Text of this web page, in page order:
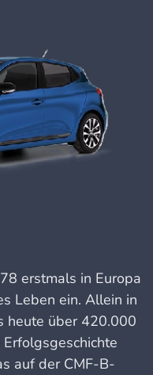
erstmals in Europa
Leben ein. Allein in
heute über 420.000
auf der CMF-B-